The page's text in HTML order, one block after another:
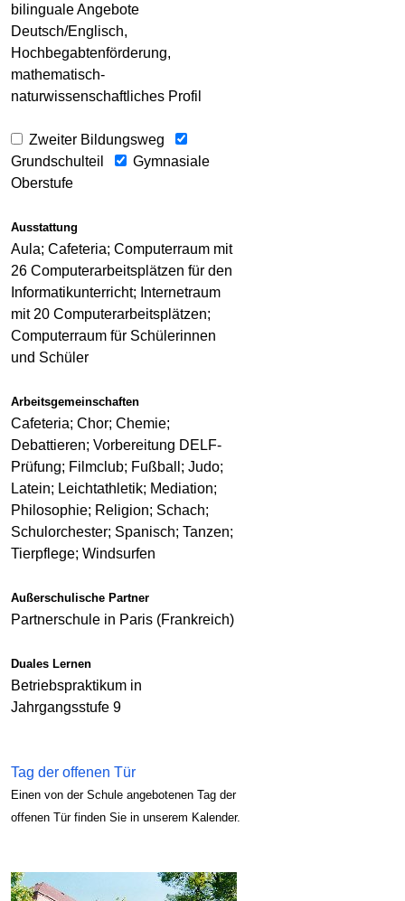
bilinguale Angebote
Deutsch/Englisch,
Hochbegabtenförderung,
mathematisch-
naturwissenschaftliches Profil
Zweiter Bildungsweg
Grundschulteil
Gymnasiale
Oberstufe
Ausstattung
Aula; Cafeteria; Computerraum mit
26 Computerarbeitsplätzen für den
Informatikunterricht; Internetraum
mit 20 Computerarbeitsplätzen;
Computerraum für Schülerinnen
und Schüler
Arbeitsgemeinschaften
Cafeteria; Chor; Chemie;
Debattieren; Vorbereitung DELF-
Prüfung; Filmclub; Fußball; Judo;
Latein; Leichtathletik; Mediation;
Philosophie; Religion; Schach;
Schulorchester; Spanisch; Tanzen;
Tierpflege; Windsurfen
Außerschulische Partner
Partnerschule in Paris (Frankreich)
Duales Lernen
Betriebspraktikum in
Jahrgangsstufe 9
Tag der offenen Tür
Einen von der Schule angebotenen Tag der
offenen Tür finden Sie in unserem Kalender.